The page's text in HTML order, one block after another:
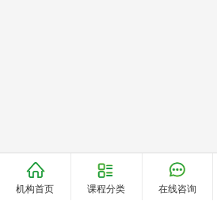
机构首页 课程分类 在线咨询